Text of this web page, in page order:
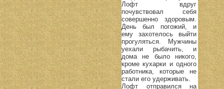
Лофт вдруг
почувствовал себя
совершенно здоровым.
День был погожий, и
ему захотелось выйти
прогуляться. Мужчины
уехали рыбачить, и
дома не было никого,
кроме кухарки и одного
работника, которые не
стали его удерживать.
Лофт отправился на